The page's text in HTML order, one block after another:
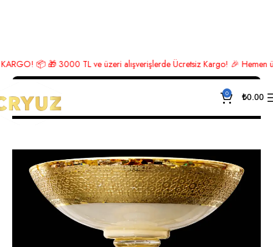
3000 TL ve üzeri alışverişlerde Ücretsiz Kargo! 🎉 Hemen üye ol,
0 ₺0.00
Ana Sayfa Lüks Aksesuar Meyvelik